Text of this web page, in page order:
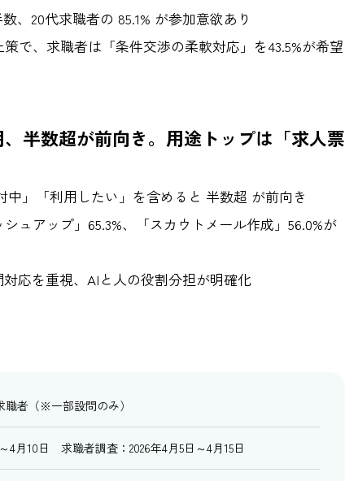
、20代求職者の 85.1% が参加意欲あり
で、求職者は「条件交渉の柔軟対応」を43.5%が希望
半数超が前向き。用途トップは「求人票
中」「利用したい」を含めると 半数超 が前向き
ュアップ」65.3%、「スカウトメール作成」56.0%が
応を重視、AIと人の役割分担が明確化
者（※一部設問のみ）
4月10日 求職者調査：2026年4月5日～4月15日